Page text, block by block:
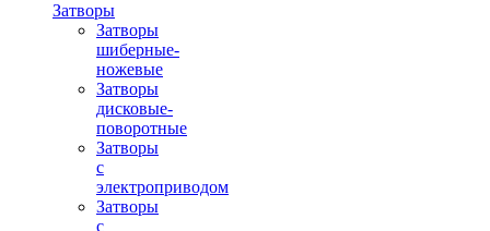
Затворы
Затворы
шиберные-
ножевые
Затворы
дисковые-
поворотные
Затворы
с
электроприводом
Затворы
с